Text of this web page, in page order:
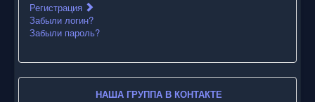
Регистрация
Забыли логин?
Забыли пароль?
НАША ГРУППА В КОНТАКТЕ